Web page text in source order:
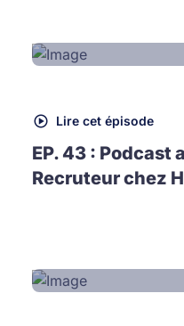
Lire cet épisode
EP. 43 : Podcast
Recruteur chez